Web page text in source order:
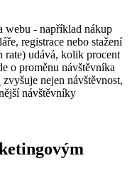
webu - například nákup
registrace nebo stažení
rate) udává, kolik procent
o proměnu návštěvníka
zvyšuje nejen návštěvnost,
návštěvníky